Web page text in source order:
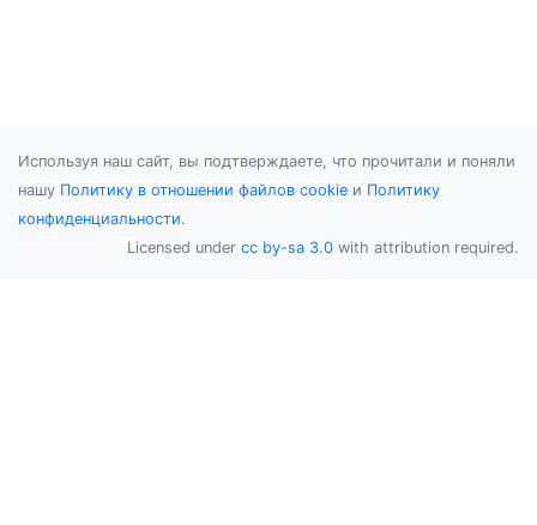
Используя наш сайт, вы подтверждаете, что прочитали и поняли
нашу Политику в отношении файлов cookie и Политику
конфиденциальности.
Licensed under cc by-sa 3.0 with attribution required.